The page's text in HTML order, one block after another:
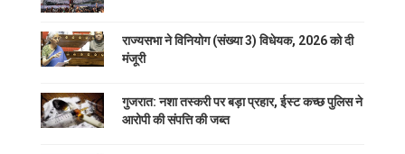
राज्यसभा ने विनियोग (संख्या 3) विधेयक, 2026 को दी
मंजूरी
गुजरात: नशा तस्करी पर बड़ा प्रहार, ईस्ट कच्छ पुलिस ने
आरोपी की संपत्ति की जब्त